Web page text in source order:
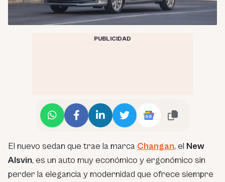
PUBLICIDAD
El nuevo sedan que trae la marca Changan, el New
Alsvin, es un auto muy económico y ergonómico sin
perder la elegancia y modernidad que ofrece siempre